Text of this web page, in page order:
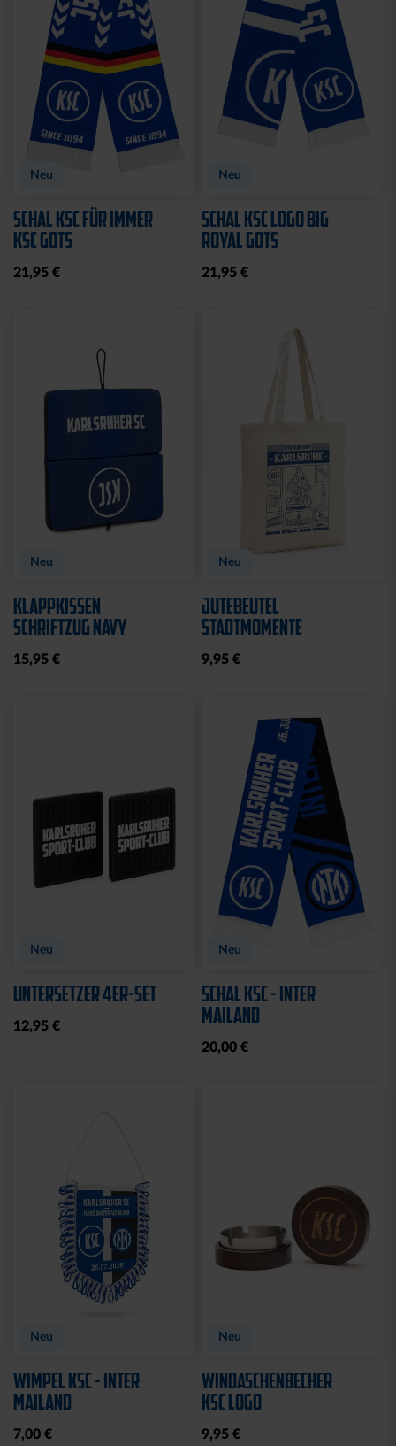
Neu
SCHAL KSC FÜR IMMER
KSC GOTS
21,95 €
Neu
SCHAL KSC LOGO BIG
ROYAL GOTS
21,95 €
Neu
KLAPPKISSEN
SCHRIFTZUG NAVY
15,95 €
Neu
JUTEBEUTEL
STADTMOMENTE
9,95 €
Neu
UNTERSETZER 4ER-SET
12,95 €
Neu
SCHAL KSC - INTER
MAILAND
20,00 €
Neu
WIMPEL KSC - INTER
MAILAND
7,00 €
Neu
WINDASCHENBECHER
KSC LOGO
9,95 €